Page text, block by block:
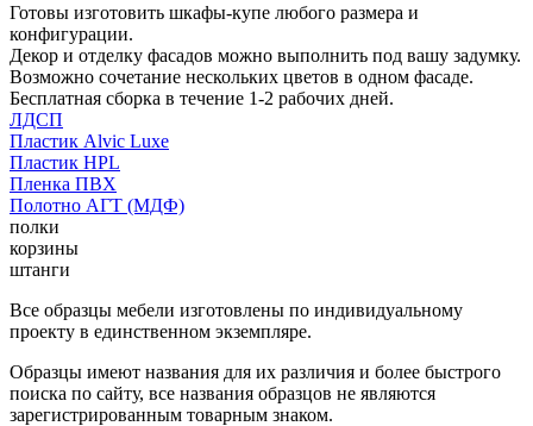
Готовы изготовить шкафы-купе любого размера и
конфигурации.
Декор и отделку фасадов можно выполнить под вашу задумку.
Возможно сочетание нескольких цветов в одном фасаде.
Бесплатная сборка в течение 1-2 рабочих дней.
ЛДСП
Пластик Alvic Luxe
Пластик HPL
Пленка ПВХ
Полотно АГТ (МДФ)
полки
корзины
штанги
Все образцы мебели изготовлены по индивидуальному
проекту в единственном экземпляре.
Образцы имеют названия для их различия и более быстрого
поиска по сайту, все названия образцов не являются
зарегистрированным товарным знаком.